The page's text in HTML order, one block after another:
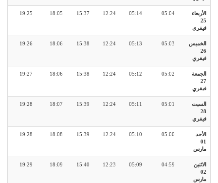
الأربعاء
25
فيفري
05:04
05:14
12:24
15:37
18:05
19:25
الخميس
26
فيفري
05:03
05:13
12:24
15:38
18:06
19:26
الجمعة
27
فيفري
05:02
05:12
12:24
15:38
18:06
19:27
السبت
28
فيفري
05:01
05:11
12:24
15:39
18:07
19:28
الأحد
01
مارس
05:00
05:10
12:24
15:39
18:08
19:28
الاثنين
02
مارس
04:59
05:09
12:23
15:40
18:09
19:29